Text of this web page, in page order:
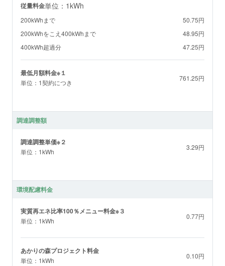
従量料金単位：1kWh
200kWhまで
50.75円
200kWhをこえ400kWhまで
48.95円
400kWh超過分
47.25円
最低月額料金※１
単位：1契約につき
761.25円
調達調整額
調達調整単価※２
単位：1kWh
3.29円
環境配慮料金
実質再エネ比率100％メニュー料金※３
単位：1kWh
0.77円
あかりの森プロジェクト料金
単位：1kWh
0.10円